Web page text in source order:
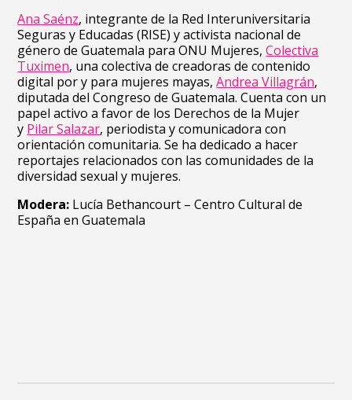
Ana Saénz, integrante de la Red Interuniversitaria
Seguras y Educadas (RISE) y activista nacional de
género de Guatemala para ONU Mujeres,Colectiva
Tuximen, una colectiva de creadoras de contenido
digital por y para mujeres mayas,Andrea Villagrán,
diputada del Congreso de Guatemala. Cuenta con un
papel activo a favor de los Derechos de la Mujer
y Pilar Salazar, periodista y comunicadora con
orientación comunitaria. Se ha dedicado a hacer
reportajes relacionados con las comunidades de la
diversidad sexual y mujeres.
Modera: Lucía Bethancourt – Centro Cultural de
España en Guatemala